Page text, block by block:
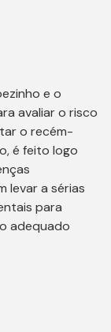
e o
avaliar o risco
o recém-
é feito logo
levar a sérias
para
adequado